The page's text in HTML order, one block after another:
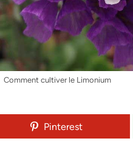
Comment cultiver le Limonium
Pinterest